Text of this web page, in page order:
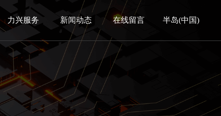
力兴服务 新闻动态 在线留言 半岛(中国)